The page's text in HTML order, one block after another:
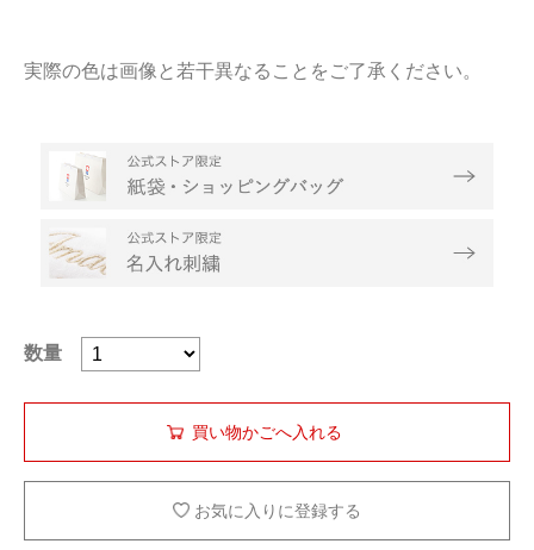
実際の色は画像と若干異なることをご了承ください。
数量
お気に入りに登録する